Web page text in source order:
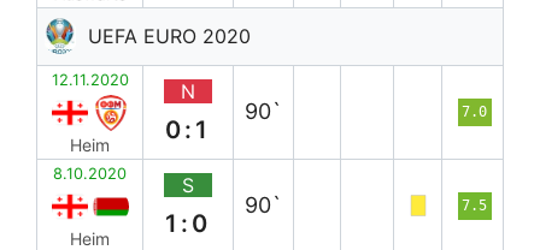
UEFA EURO 2020
12.11.2020
Heim
N
0:1
90` 7.0
8.10.2020
Heim
S
1:0
90` 7.5